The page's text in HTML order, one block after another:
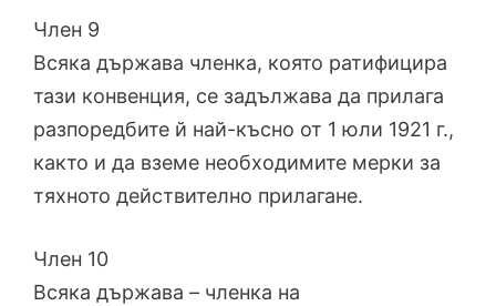
Член 9
Всяка държава членка, която ратифицира
тази конвенция, се задължава да прилага
разпоредбите й най-късно от 1 юли 1921 г.,
както и да вземе необходимите мерки за
тяхното действително прилагане.
Член 10
Всяка държава – членка на